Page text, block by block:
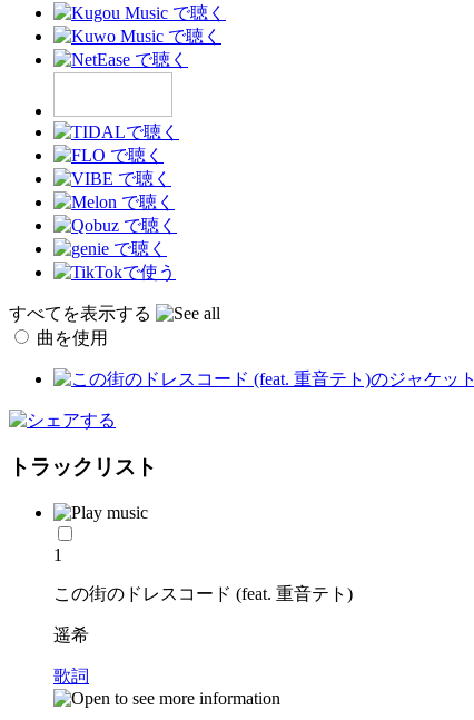
すべてを表示する
曲を使用
トラックリスト
1
この街のドレスコード (feat. 重音テト)
遥希
歌詞